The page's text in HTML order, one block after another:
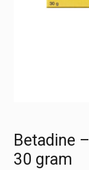
Betadine
30 gram